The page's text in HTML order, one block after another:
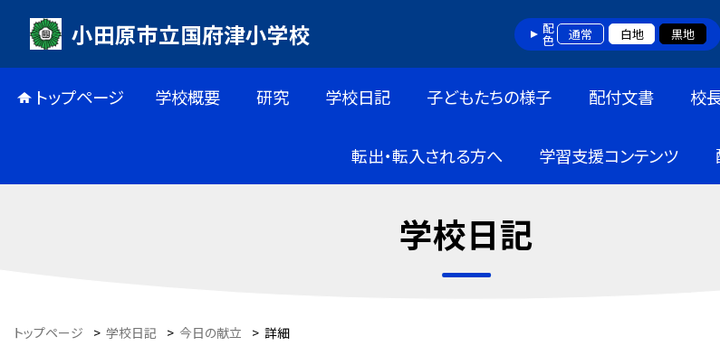
小田原市立国府津小学校 配色 通常 白地 黒地
トップページ 学校概要 研究 学校日記 子どもたちの様子 配付文書 校
転出・転入される方へ 学習支援コンテンツ
学校日記
トップページ > 学校日記 > 今日の献立 > 詳細